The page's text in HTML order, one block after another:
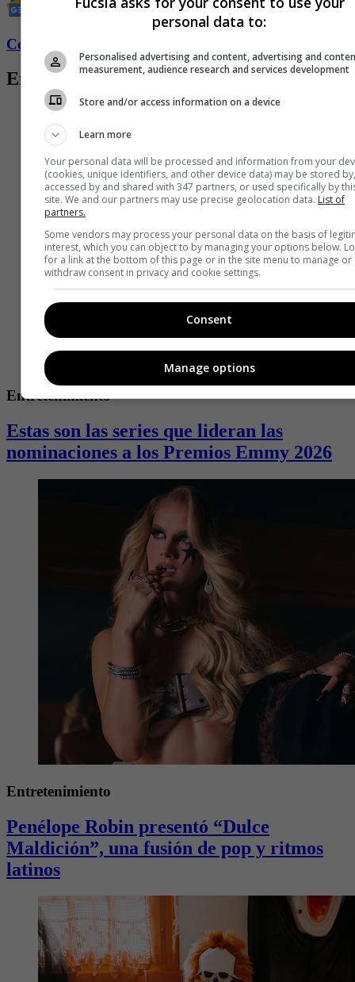
Conozca más de Fucsia aquí
Entradas relacionadas
Entretenimiento
Estas son las series que lideran las
nominaciones a los Premios Emmy 2026
Entretenimiento
Penélope Robin presentó “Dulce
Maldición”, una fusión de pop y ritmos
latinos
personal data to:
Personalised advertising and content, advertising and
measurement, audience research and services development
Store and/or access information on a device
Learn more
Your personal data will be processed and information from your
(cookies, unique identifiers, and other device data) may be stored by,
accessed by and shared with 347 partners, or used specifically by
site. We and our partners may use precise geolocation data. List of
partners.
Some vendors may process your personal data on the basis of
interest, which you can object to by managing your options below.
for a link at the bottom of this page or in the site menu to manage or
withdraw consent in privacy and cookie settings.
Consent
Manage options